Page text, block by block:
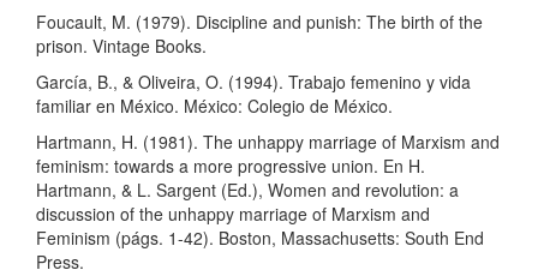
Foucault, M. (1979). Discipline and punish: The birth of the
prison. Vintage Books.
García, B., & Oliveira, O. (1994). Trabajo femenino y vida
familiar en México. México: Colegio de México.
Hartmann, H. (1981). The unhappy marriage of Marxism and
feminism: towards a more progressive union. En H.
Hartmann, & L. Sargent (Ed.), Women and revolution: a
discussion of the unhappy marriage of Marxism and
Feminism (págs. 1-42). Boston, Massachusetts: South End
Press.